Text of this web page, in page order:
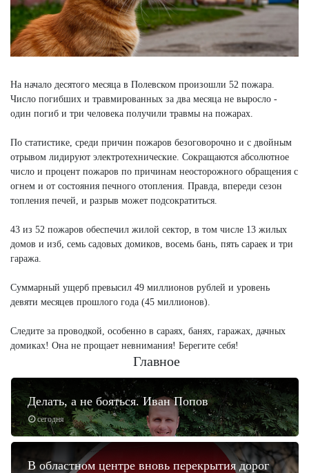
На начало десятого месяца в Полевском произошли 52 пожара.
Число погибших и травмированных за два месяца не выросло -
один погиб и три человека получили травмы на пожарах.
По статистике, среди причин пожаров безоговорочно и с двойным
отрывом лидируют электротехнические. Сокращаются абсолютное
число и процент пожаров по причинам неосторожного обращения с
огнем и от состояния печного отопления. Правда, впереди сезон
топления печей, и разрыв может подсократиться.
43 из 52 пожаров обеспечил жилой сектор, в том числе 13 жилых
домов и изб, семь садовых домиков, восемь бань, пять сараек и три
гаража.
Суммарный ущерб превысил 49 миллионов рублей и уровень
девяти месяцев прошлого года (45 миллионов).
Следите за проводкой, особенно в сараях, банях, гаражах, дачных
домиках! Она не прощает невнимания! Берегите себя!
Главное
сегодня
Делать, а не бояться. Иван Попов
В областном центре вновь перекрытия дорог